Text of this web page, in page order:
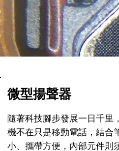
微型揚聲器
隨著科技腳步發展一日千里
機不在只是移動電話，結合
小、攜帶方便，內部元件則